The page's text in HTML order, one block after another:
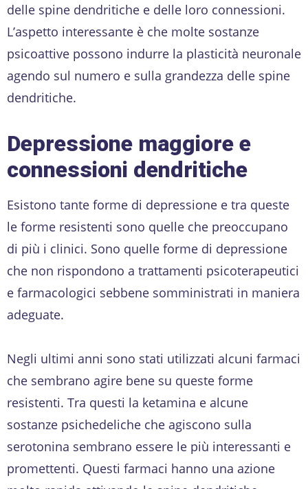
delle spine dendritiche e delle loro connessioni.
L’aspetto interessante è che molte sostanze
psicoattive possono indurre la plasticità neuronale
agendo sul numero e sulla grandezza delle spine
dendritiche.
Depressione maggiore e
connessioni dendritiche
Esistono tante forme di depressione e tra queste
le forme resistenti sono quelle che preoccupano
di più i clinici. Sono quelle forme di depressione
che non rispondono a trattamenti psicoterapeutici
e farmacologici sebbene somministrati in maniera
adeguate.
Negli ultimi anni sono stati utilizzati alcuni farmaci
che sembrano agire bene su queste forme
resistenti. Tra questi la ketamina e alcune
sostanze psichedeliche che agiscono sulla
serotonina sembrano essere le più interessanti e
promettenti. Questi farmaci hanno una azione